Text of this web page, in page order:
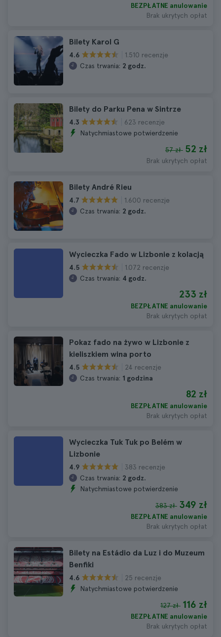
BEZPŁATNE anulowanie
Brak ukrytych opłat
Bilety Karol G
4.6
1.510 recenzje
Czas trwania: 2 godz.
Bilety do Parku Pena w Sintrze
4.3
623 recenzje
Natychmiastowe potwierdzenie
57 zł 52 zł
Brak ukrytych opłat
Bilety André Rieu
4.7
1.600 recenzje
Czas trwania: 2 godz.
Wycieczka Fado w Lizbonie z kolacją
4.5
1.072 recenzje
Czas trwania: 4 godz.
233 zł
BEZPŁATNE anulowanie
Brak ukrytych opłat
Pokaz fado na żywo w Lizbonie z
kieliszkiem wina porto
4.5
24 recenzje
Czas trwania: 1 godzina
82 zł
BEZPŁATNE anulowanie
Brak ukrytych opłat
Wycieczka Tuk Tuk po Belém w
Lizbonie
4.9
383 recenzje
Czas trwania: 2 godz.
Natychmiastowe potwierdzenie
383 zł 349 zł
BEZPŁATNE anulowanie
Brak ukrytych opłat
Bilety na Estádio da Luz i do Muzeum
Benfiki
4.6
25 recenzje
Natychmiastowe potwierdzenie
127 zł 116 zł
BEZPŁATNE anulowanie
Brak ukrytych opłat